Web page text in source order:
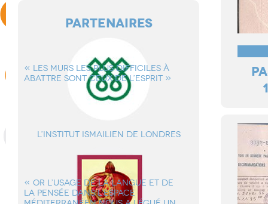
« LES MURS LES PLUS DIFFICILES à
ABATTRE SONT CEUX DE L’ESPRIT »
« OR L’USAGE DE LA LANGUE ET DE
LA PENSÉE DANS L’ESPACE
PARTENAIRES
L’institut ismailien de Londres